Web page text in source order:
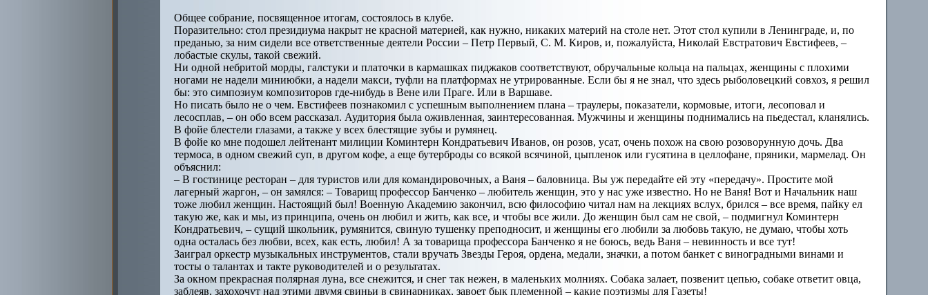
Общее собрание, посвященное итогам, состоялось в клубе.
Поразительно: стол президиума накрыт не красной материей, как нужно, никаких материй на столе нет. Этот стол купили в Ленинграде, и, по
преданью, за ним сидели все ответственные деятели России – Петр Первый, С. М. Киров, и, пожалуйста, Николай Евстратович Евстифеев, –
лобастые скулы, такой свежий.
Ни одной небритой морды, галстуки и платочки в кармашках пиджаков соответствуют, обручальные кольца на пальцах, женщины с плохими
ногами не надели миниюбки, а надели макси, туфли на платформах не утрированные. Если бы я не знал, что здесь рыболовецкий совхоз, я решил
бы: это симпозиум композиторов где-нибудь в Вене или Праге. Или в Варшаве.
Но писать было не о чем. Евстифеев познакомил с успешным выполнением плана – траулеры, показатели, кормовые, итоги, лесоповал и
лесосплав, – он обо всем рассказал. Аудитория была оживленная, заинтересованная. Мужчины и женщины поднимались на пьедестал, кланялись.
В фойе блестели глазами, а также у всех блестящие зубы и румянец.
В фойе ко мне подошел лейтенант милиции Коминтерн Кондратьевич Иванов, он розов, усат, очень похож на свою розоворунную дочь. Два
термоса, в одном свежий суп, в другом кофе, а еще бутерброды со всякой всячиной, цыпленок или гусятина в целлофане, пряники, мармелад. Он
объяснил:
– В гостинице ресторан – для туристов или для командировочных, а Ваня – баловница. Вы уж передайте ей эту «передачу». Простите мой
лагерный жаргон, – он замялся: – Товарищ профессор Банченко – любитель женщин, это у нас уже известно. Но не Ваня! Вот и Начальник наш
тоже любил женщин. Настоящий был! Военную Академию закончил, всю философию читал нам на лекциях вслух, брился – все время, пайку ел
такую же, как и мы, из принципа, очень он любил и жить, как все, и чтобы все жили. До женщин был сам не свой, – подмигнул Коминтерн
Кондратьевич, – сущий школьник, румянится, свиную тушенку преподносит, и женщины его любили за любовь такую, не думаю, чтобы хоть
одна осталась без любви, всех, как есть, любил! А за товарища профессора Банченко я не боюсь, ведь Ваня – невинность и все тут!
Заиграл оркестр музыкальных инструментов, стали вручать Звезды Героя, ордена, медали, значки, а потом банкет с виноградными винами и
тосты о талантах и такте руководителей и о результатах.
За окном прекрасная полярная луна, все снежится, и снег так нежен, в маленьких молниях. Собака залает, позвенит цепью, собаке ответит овца,
заблеяв, захохочут над этими двумя свиньи в свинарниках, завоет бык племенной – какие поэтизмы для Газеты!